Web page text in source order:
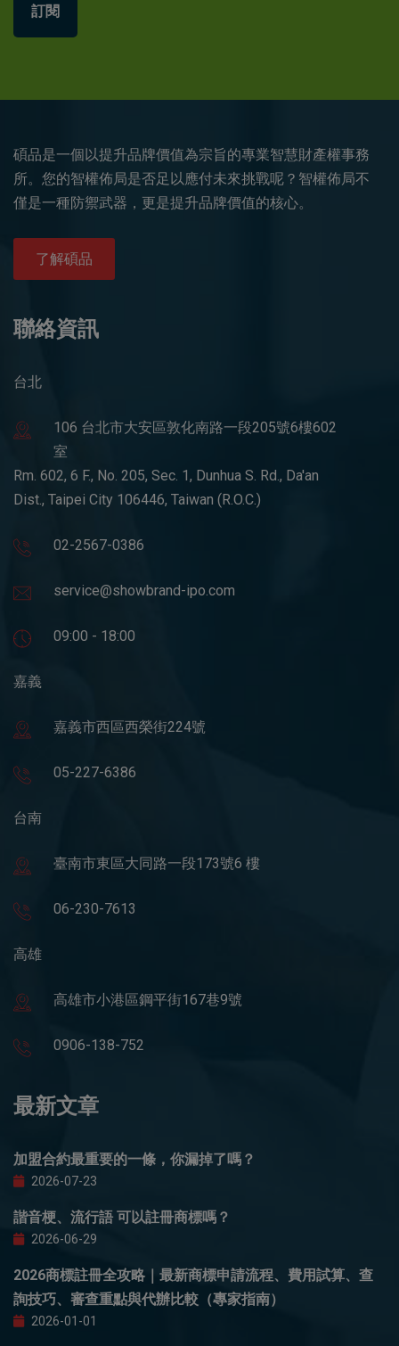
訂閱
碩品是一個以提升品牌價值為宗旨的專業智慧財產權事務
所。您的智權佈局是否足以應付未來挑戰呢？智權佈局不
僅是一種防禦武器，更是提升品牌價值的核心。
了解碩品
聯絡資訊
台北
106 台北市大安區敦化南路一段205號6樓602
室
Rm. 602, 6 F., No. 205, Sec. 1, Dunhua S. Rd., Da'an
Dist., Taipei City 106446, Taiwan (R.O.C.)
02-2567-0386
service@showbrand-ipo.com
09:00 - 18:00
嘉義
嘉義市西區西榮街224號
05-227-6386
台南
臺南市東區大同路一段173號6 樓
06-230-7613
高雄
高雄市小港區鋼平街167巷9號
0906-138-752
最新文章
加盟合約最重要的一條，你漏掉了嗎？
2026-07-23
諧音梗、流行語 可以註冊商標嗎？
2026-06-29
2026商標註冊全攻略｜最新商標申請流程、費用試算、查
詢技巧、審查重點與代辦比較（專家指南）
2026-01-01